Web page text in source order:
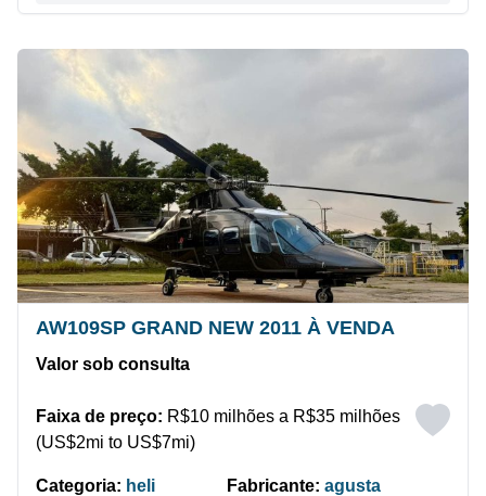
AW109SP GRAND NEW 2011 À VENDA
Valor sob consulta
Faixa de preço: R$10 milhões a R$35 milhões
(US$2mi to US$7mi)
Categoria: heli
Fabricante: agusta